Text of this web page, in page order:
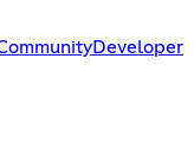
Developer